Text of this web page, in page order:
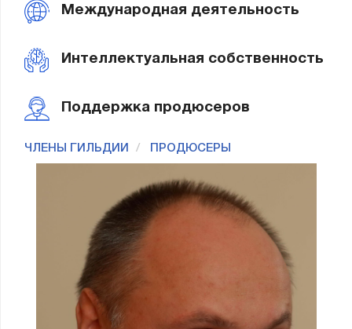
Международная деятельность
Интеллектуальная собственность
Поддержка продюсеров
ЧЛЕНЫ ГИЛЬДИИ ПРОДЮСЕРЫ